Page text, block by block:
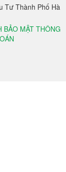
Tư Thành Phố Hà
BẢO MẬT THÔNG